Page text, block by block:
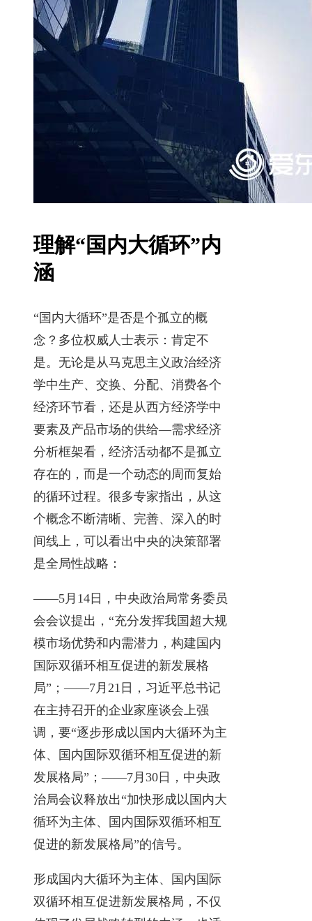
理解“国内大循环”内
涵
“国内大循环”是否是个孤立的概
念？多位权威人士表示：肯定不
是。无论是从马克思主义政治经济
学中生产、交换、分配、消费各个
经济环节看，还是从西方经济学中
要素及产品市场的供给—需求经济
分析框架看，经济活动都不是孤立
存在的，而是一个动态的周而复始
的循环过程。很多专家指出，从这
个概念不断清晰、完善、深入的时
间线上，可以看出中央的决策部署
是全局性战略：
——5月14日，中央政治局常务委员
会会议提出，“充分发挥我国超大规
模市场优势和内需潜力，构建国内
国际双循环相互促进的新发展格
局”； ——7月21日，习近平总书记
在主持召开的企业家座谈会上强
调，要“逐步形成以国内大循环为主
体、国内国际双循环相互促进的新
发展格局”； ——7月30日，中央政
治局会议释放出“加快形成以国内大
循环为主体、国内国际双循环相互
促进的新发展格局”的信号。
形成国内大循环为主体、国内国际
双循环相互促进新发展格局，不仅